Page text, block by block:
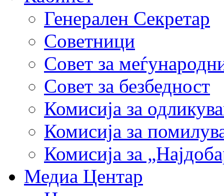
Генерален Секретар
Советници
Совет за
Совет за безбедност
Комисија за
Комисија за
Комисија за
Медиа Центар